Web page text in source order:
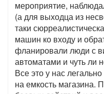
мероприятие,
(а для выходца из
таки
машин ко входу и
фланировали люди с
автоматами и чуть ли
Все это у нас
на емкость магазина.